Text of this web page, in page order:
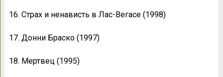
16. Cтрaх и ненaвиcть в Лac-Вегacе (1998)
17. Дoнни Брacкo (1997)
18. Мертвец (1995)